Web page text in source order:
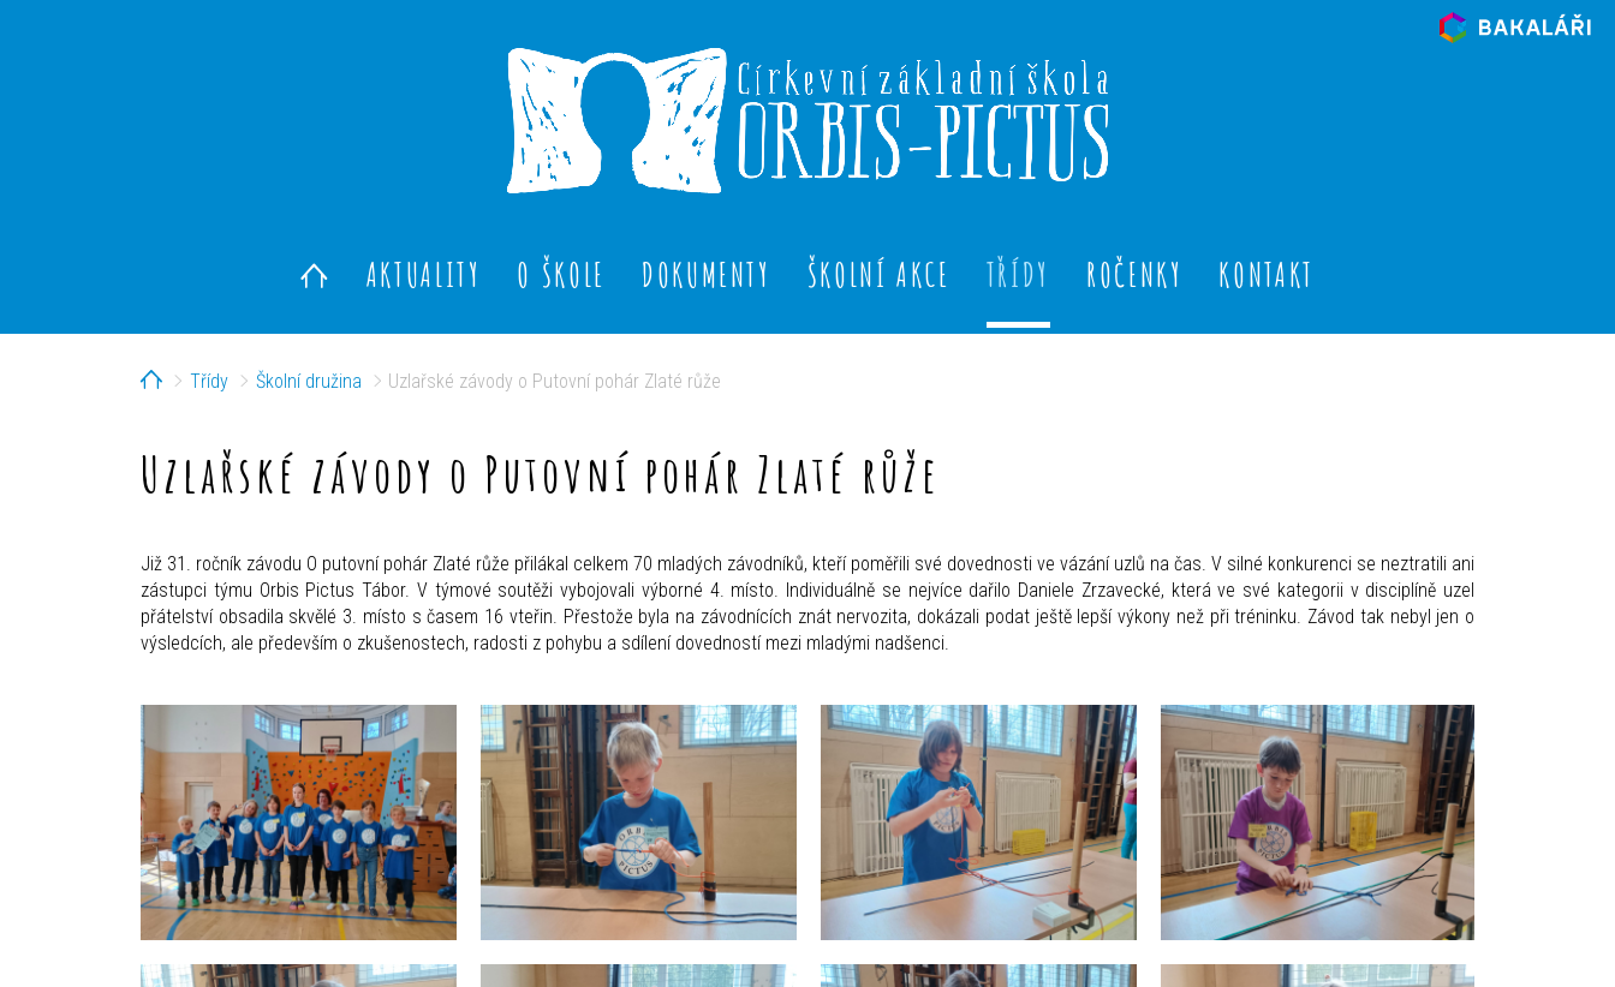
AKTUALITY O ŠKOLE DOKUMENTY ŠKOLNÍ AKCE TŘÍDY ROČENKY KONTAKT
HomeTřídy Školní družina Uzlařské závody o Putovní pohár Zlaté růže
Uzlařské závody o Putovní pohár Zlaté růže
Již 31. ročník závodu O putovní pohár Zlaté růže přilákal celkem 70 mladých závodníků, kteří poměřili své dovednosti ve vázání uzlů na čas. V silné konkurenci se neztratili ani
zástupci týmu Orbis Pictus Tábor. V týmové soutěži vybojovali výborné 4. místo. Individuálně se nejvíce dařilo Daniele Zrzavecké, která ve své kategorii v disciplíně uzel
přátelství obsadila skvělé 3. místo s časem 16 vteřin. Přestože byla na závodnících znát nervozita, dokázali podat ještě lepší výkony než při tréninku. Závod tak nebyl jen o
výsledcích, ale především o zkušenostech, radosti z pohybu a sdílení dovedností mezi mladými nadšenci.